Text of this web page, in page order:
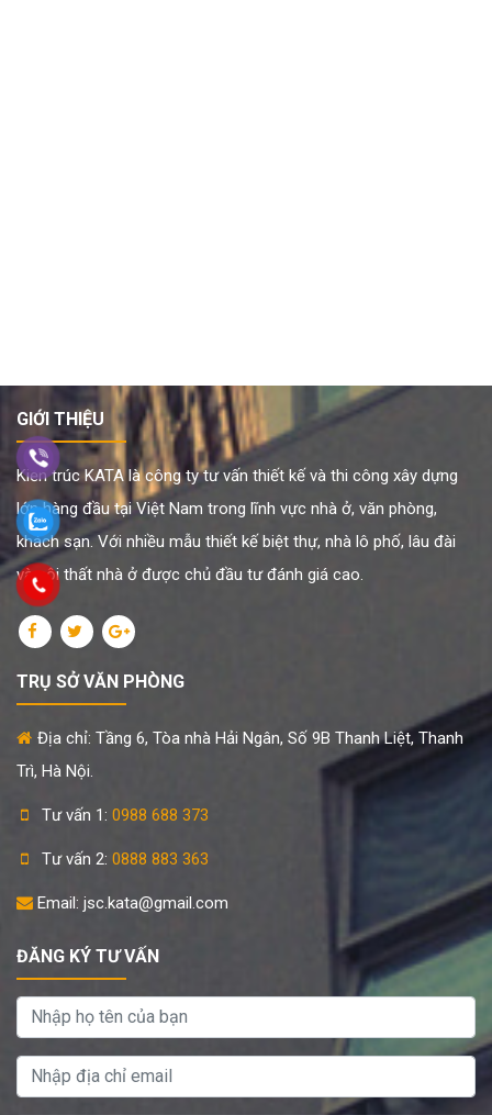
GIỚI THIỆU
Kiến trúc KATA là công ty tư vấn thiết kế và thi công xây dựng
lớn hàng đầu tại Việt Nam trong lĩnh vực nhà ở, văn phòng,
khách sạn. Với nhiều mẫu thiết kế biệt thự, nhà lô phố, lâu đài
và nội thất nhà ở được chủ đầu tư đánh giá cao.
TRỤ SỞ VĂN PHÒNG
Địa chỉ: Tầng 6, Tòa nhà Hải Ngân, Số 9B Thanh Liệt, Thanh
Trì, Hà Nội.
Tư vấn 1: 0988 688 373
Tư vấn 2: 0888 883 363
Email: jsc.kata@gmail.com
ĐĂNG KÝ TƯ VẤN